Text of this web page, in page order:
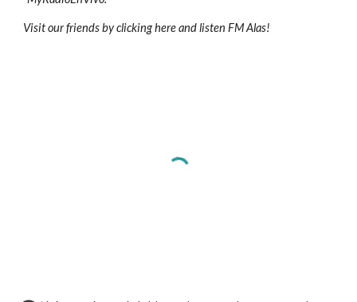
Visit our friends by clicking here and listen FM Alas!